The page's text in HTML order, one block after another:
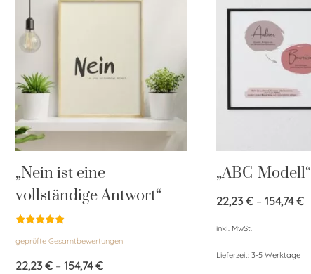
„Nein ist eine
vollständige Antwort“
mit
von 5
geprüfte Gesamtbewertungen
22,23 €– 154,74€
„ABC-Modell“
22,23 €– 154,74€
inkl. MwSt.
Lieferzeit: 3-5 Werktage